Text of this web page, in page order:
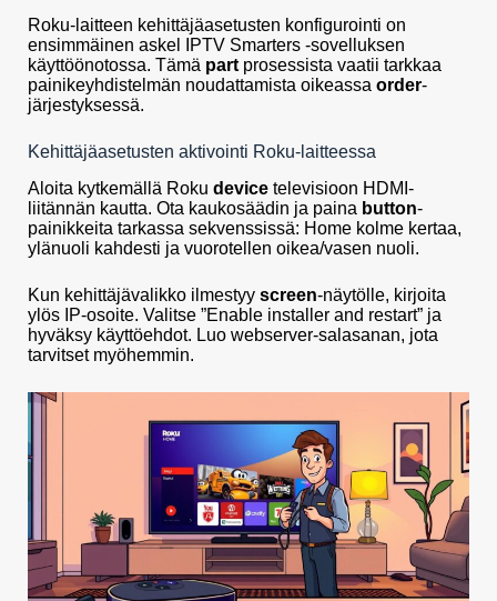
Roku-laitteen kehittäjäasetusten konfigurointi on
ensimmäinen askel IPTV Smarters -sovelluksen
käyttöönotossa. Tämä part prosessista vaatii tarkkaa
painikeyhdistelmän noudattamista oikeassa order-
järjestyksessä.
Kehittäjäasetusten aktivointi Roku-laitteessa
Aloita kytkemällä Roku device televisioon HDMI-
liitännän kautta. Ota kaukosäädin ja paina button-
painikkeita tarkassa sekvenssissä: Home kolme kertaa,
ylänuoli kahdesti ja vuorotellen oikea/vasen nuoli.
Kun kehittäjävalikko ilmestyy screen-näytölle, kirjoita
ylös IP-osoite. Valitse ”Enable installer and restart” ja
hyväksy käyttöehdot. Luo webserver-salasanan, jota
tarvitset myöhemmin.